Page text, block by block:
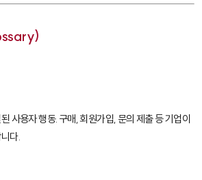
사용자 행동. 구매, 회원가입, 문의 제출 등 기업이
다.